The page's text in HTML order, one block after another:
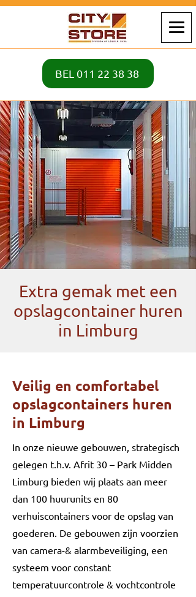
BEL 011 22 38 38
Extra gemak met een
opslagcontainer huren
in Limburg
Veilig en comfortabel
opslagcontainers huren
in Limburg
In onze nieuwe gebouwen, strategisch
gelegen t.h.v. Afrit 30 – Park Midden
Limburg bieden wij plaats aan meer
dan 100 huurunits en 80
verhuiscontainers voor de opslag van
goederen. De gebouwen zijn voorzien
van camera-& alarmbeveiliging, een
systeem voor constant
temperatuurcontrole & vochtcontrole